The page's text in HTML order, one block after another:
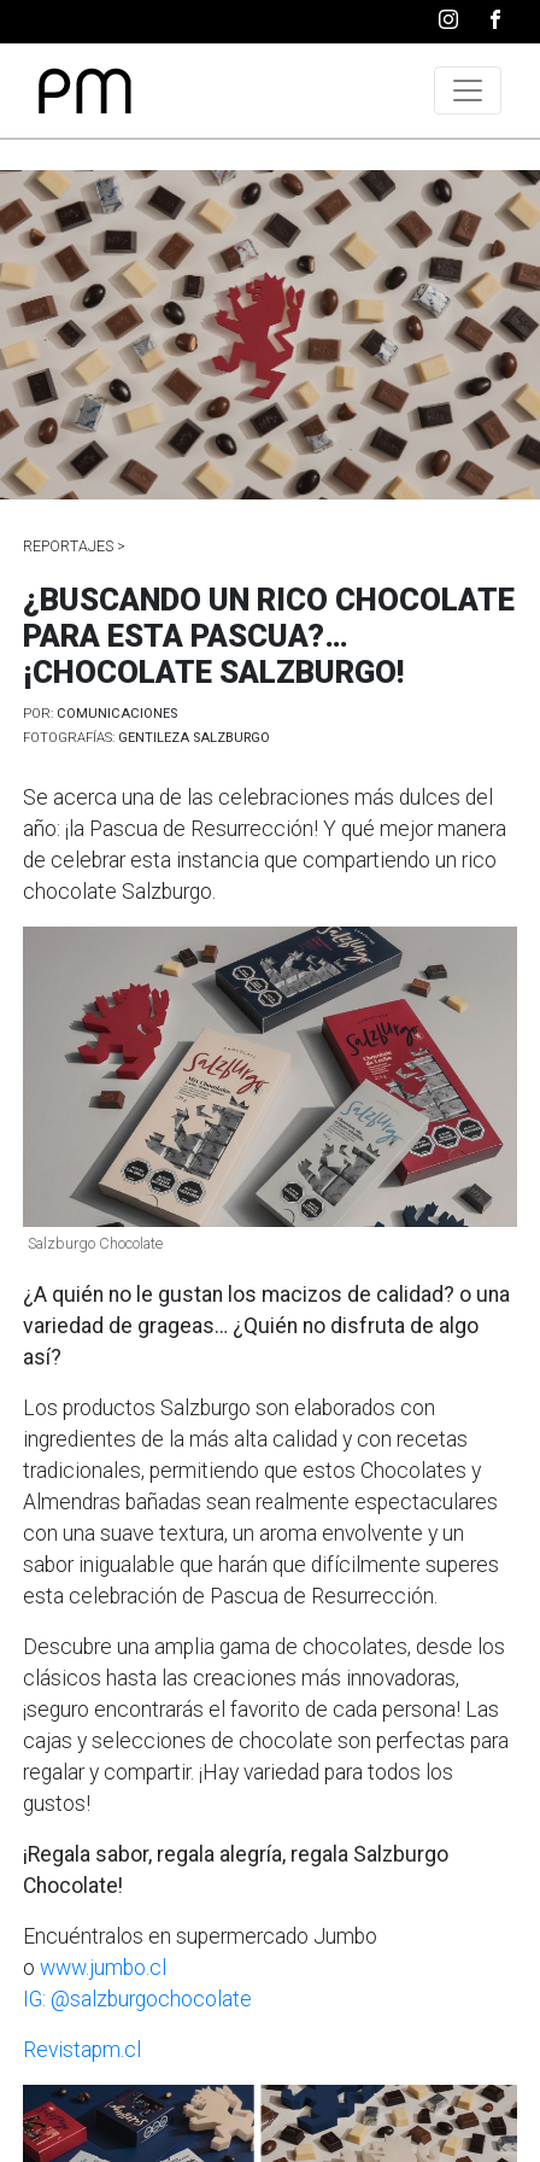
REPORTAJES >
¿BUSCANDO UN RICO CHOCOLATE
PARA ESTA PASCUA?…
¡CHOCOLATE SALZBURGO!
POR: COMUNICACIONES
FOTOGRAFÍAS: GENTILEZA SALZBURGO
Se acerca una de las celebraciones más dulces del
año: ¡la Pascua de Resurrección! Y qué mejor manera
de celebrar esta instancia que compartiendo un rico
chocolate Salzburgo.
Salzburgo Chocolate
¿A quién no le gustan los macizos de calidad? o una
variedad de grageas… ¿Quién no disfruta de algo
así?
Los productos Salzburgo son elaborados con
ingredientes de la más alta calidad y con recetas
tradicionales, permitiendo que estos Chocolates y
Almendras bañadas sean realmente espectaculares
con una suave textura, un aroma envolvente y un
sabor inigualable que harán que difícilmente superes
esta celebración de Pascua de Resurrección.
Descubre una amplia gama de chocolates, desde los
clásicos hasta las creaciones más innovadoras,
¡seguro encontrarás el favorito de cada persona! Las
cajas y selecciones de chocolate son perfectas para
regalar y compartir. ¡Hay variedad para todos los
gustos!
¡Regala sabor, regala alegría, regala Salzburgo
Chocolate!
Encuéntralos en supermercado Jumbo
owww.jumbo.cl
IG: @salzburgochocolate
Revistapm.cl